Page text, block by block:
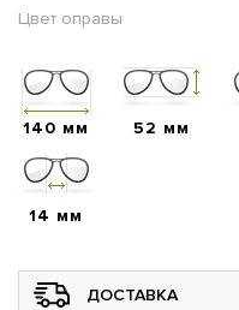
Цвет оправы
140 мм 52 мм
14 мм
ДОСТАВКА